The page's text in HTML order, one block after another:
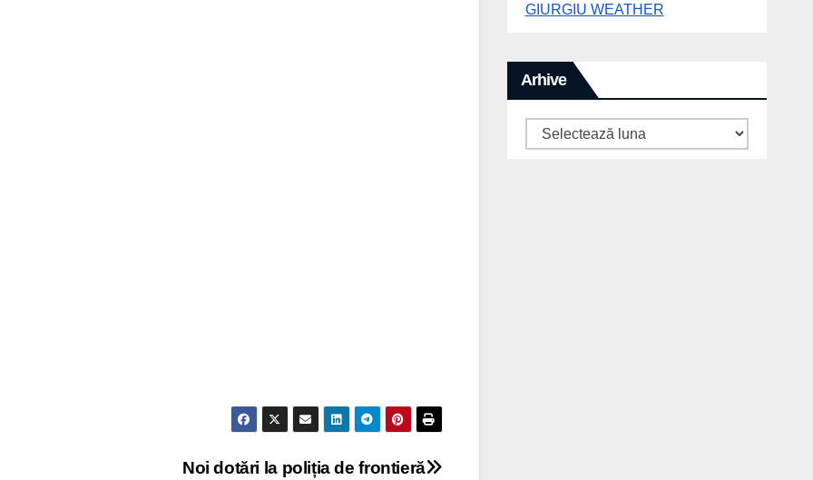
Noi dotări la poliția de frontieră
GIURGIU WEATHER
Arhive
Arhive